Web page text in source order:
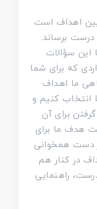
اهداف است
برساند.
این سؤالات
که برای شما
ما اهداف
انتخاب کنیم و
برای آن
هدف ما برای
دست همخوانی
در کنار هم
راهنمایی